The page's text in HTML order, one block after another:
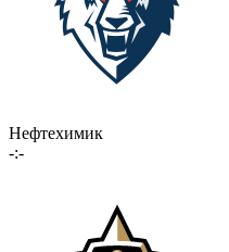
Нефтехимик
-:-